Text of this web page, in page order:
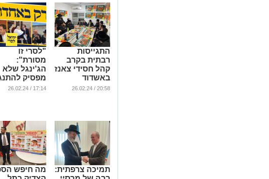
...
התגייסות
רבתית בקרב
קהל חסידי צאנז
באשדוד
להצלחת אגודת
20:58 / 26.02.24
"לסרי זו
מסורת":
הג'ינגל שלא
מפסיק
...
17:14 / 26.02.24
תמיכה צרפתית:
מה חיפש